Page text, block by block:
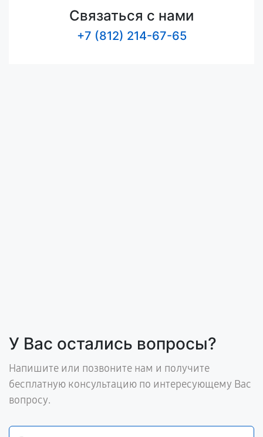
Связаться с нами
+7 (812) 214-67-65
У Вас остались вопросы?
Напишите или позвоните нам и получите
бесплатную консультацию по интересующему Вас
вопросу.